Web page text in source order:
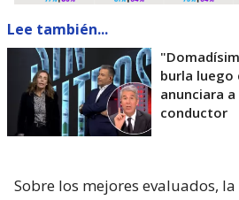
Lee también...
burla luego
anunciara
conductor
Sobre los mejores evaluados,